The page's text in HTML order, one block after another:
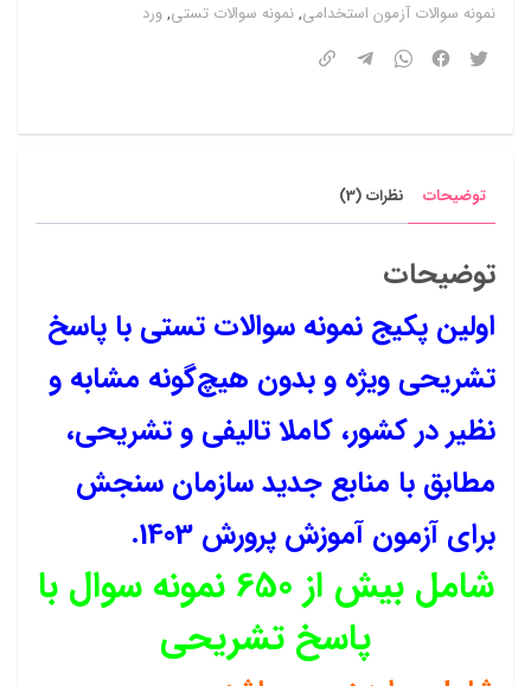
نمونه سوالات آزمون استخدامی,نمونه سوالات تستی,ورد
توضیحات نظرات (3)
توضیحات
اولین پکیج نمونه سوالات تستی با پاسخ
تشریحی ویژه و بدون هیچ‌گونه مشابه و
نظیر در کشور، کاملا تالیفی و تشریحی،
مطابق با منابع جدید سازمان سنجش
برای آزمون آموزش پرورش 1403.
شامل بیش از 650 نمونه سوال با
پاسخ تشریحی